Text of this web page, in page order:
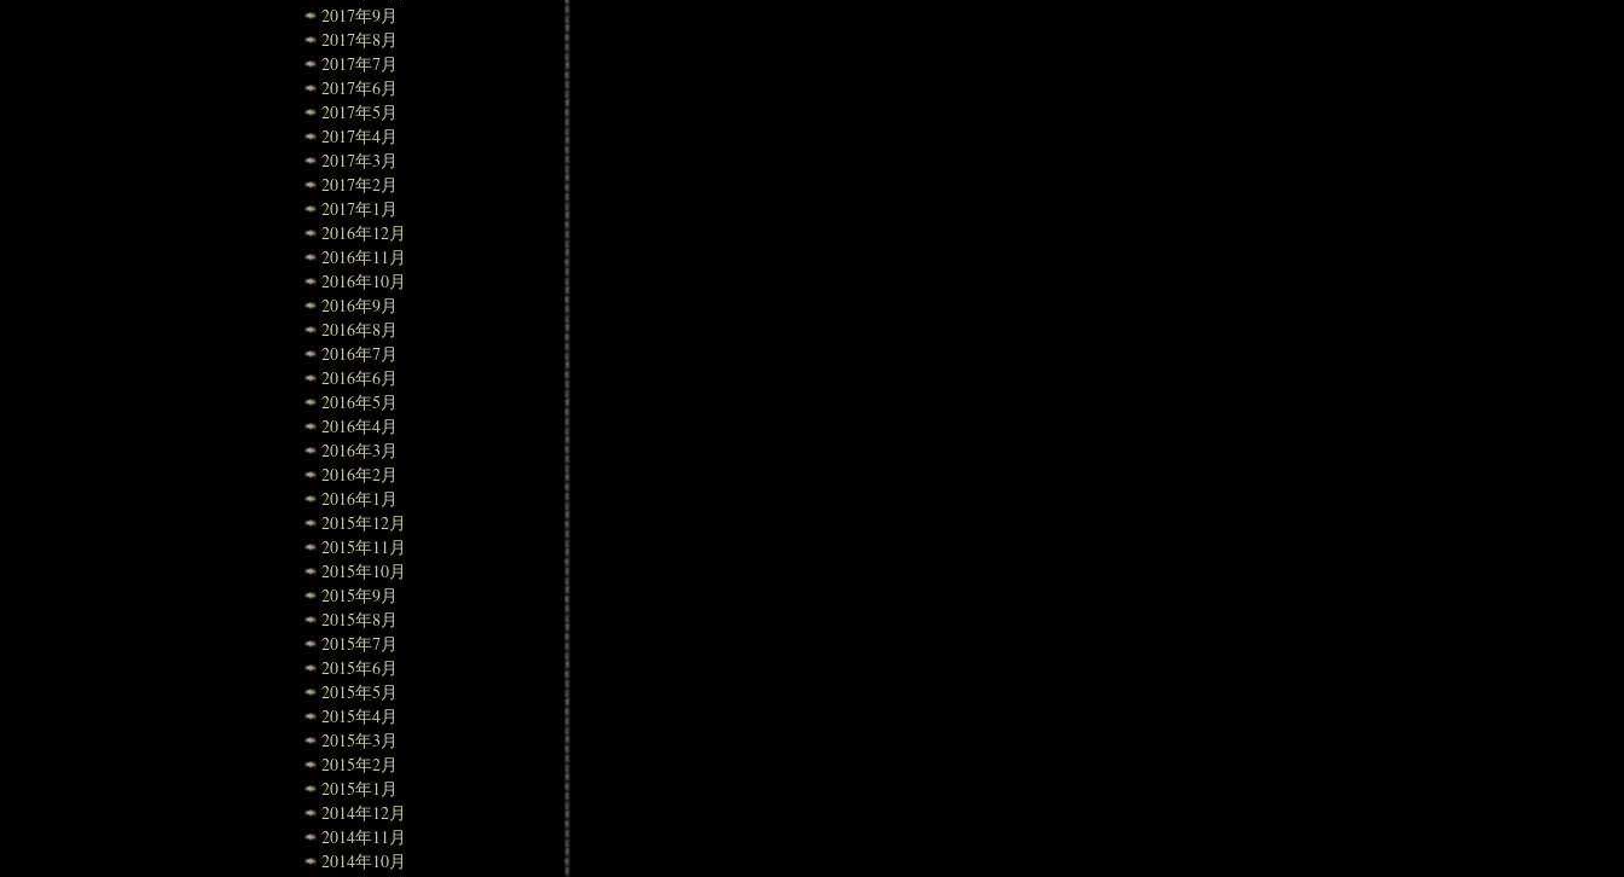
2017年9月
2017年8月
2017年7月
2017年6月
2017年5月
2017年4月
2017年3月
2017年2月
2017年1月
2016年12月
2016年11月
2016年10月
2016年9月
2016年8月
2016年7月
2016年6月
2016年5月
2016年4月
2016年3月
2016年2月
2016年1月
2015年12月
2015年11月
2015年10月
2015年9月
2015年8月
2015年7月
2015年6月
2015年5月
2015年4月
2015年3月
2015年2月
2015年1月
2014年12月
2014年11月
2014年10月